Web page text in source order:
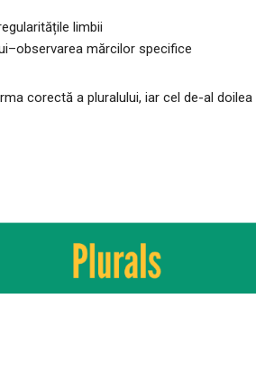
limbii
mărcilor specifice
corectă a pluralului, iar cel de-al